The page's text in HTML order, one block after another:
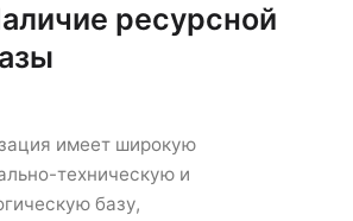
ресурсной
имеет широкую
техническую и
базу,